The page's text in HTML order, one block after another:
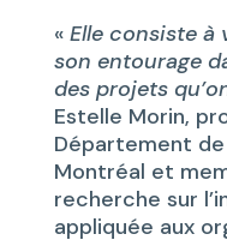
« Elle consiste à
son entourage
des projets
Estelle Morin,
Département
Montréal et
recherche sur
appliquée aux